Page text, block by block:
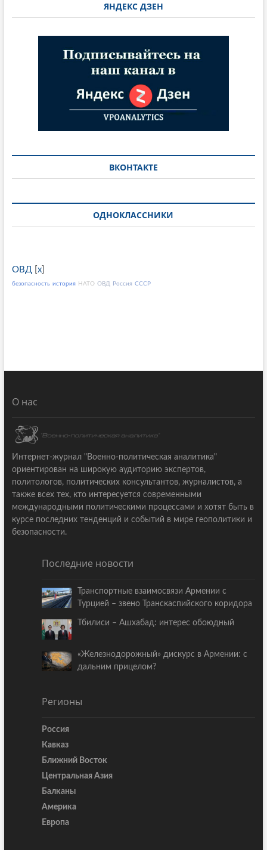
ЯНДЕКС ДЗЕН
ВКОНТАКТЕ
ОДНОКЛАССНИКИ
ОВД[ x]
безопасность история НАТО ОВД Россия СССР
О нас
Интернет-журнал "Военно-политическая аналитика"
ориентирован на широкую аудиторию экспертов,
политологов, политических консультантов, журналистов, а
также всех тех, кто интересуется современными
международными политическими процессами и хотят быть в
курсе последних тенденций и событий в мире геополитики и
безопасности.
Последние новости
Транспортные взаимосвязи Армении с
Турцией – звено Транскаспийского коридора
Тбилиси – Ашхабад: интерес обоюдный
«Железнодорожный» дискурс в Армении: с
дальним прицелом?
Регионы
Россия
Кавказ
Ближний Восток
Центральная Азия
Балканы
Америка
Европа